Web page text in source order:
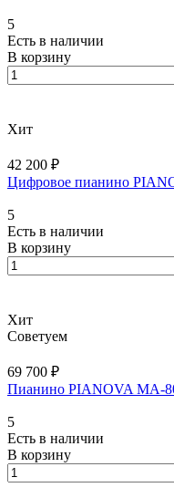
5
Есть в наличии
В корзину
Хит
42 200 ₽
Цифровое пианино
5
Есть в наличии
В корзину
Хит
Советуем
69 700 ₽
Пианино PIANOVA MA-
5
Есть в наличии
В корзину